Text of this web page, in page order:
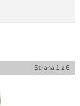
Strana 1 z 6